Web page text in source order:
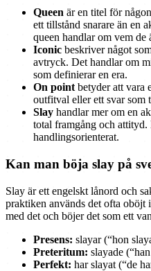
Queen är en titel för
ett tillstånd snarare än en
queen handlar om vem de
Iconic beskriver något
avtryck. Det handlar om
som definierar en era.
On pointbetyder att vara
outfitval eller ett svar som
Slay handlar mer om en
total framgång och
handlingsorienterat.
Kan man böja slay på
Slay är ett engelskt lånord och
praktiken används det ofta
med det och böjer det som ett
Presens: slayar (“hon
Preteritum: slayade
Perfekt: har slayat (“de